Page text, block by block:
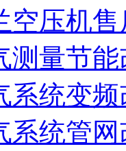
空压机
测量节能
系统变频
系统管网